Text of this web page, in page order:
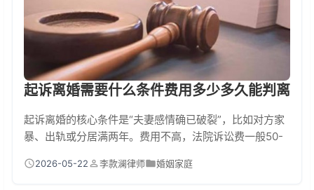
起诉离婚需要什么条件费用多少多久能判离
起诉离婚的核心条件是“夫妻感情确已破裂”，比如对方家
暴、出轨或分居满两年。费用不高，法院诉讼费一般50-
意或案情简单，可能3-6个月判离；如果对方坚决不同意
2026-05-22 李款澜律师 婚姻家庭